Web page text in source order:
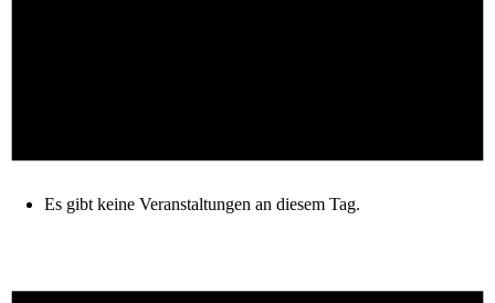
Es gibt keine Veranstaltungen an diesem Tag.